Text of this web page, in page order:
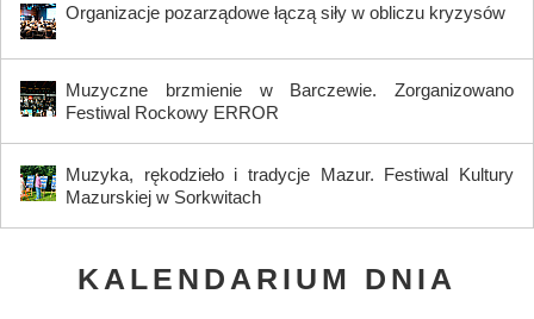
Organizacje pozarządowe łączą siły w obliczu kryzysów
Muzyczne brzmienie w Barczewie. Zorganizowano
Festiwal Rockowy ERROR
Muzyka, rękodzieło i tradycje Mazur. Festiwal Kultury
Mazurskiej w Sorkwitach
KALENDARIUM DNIA